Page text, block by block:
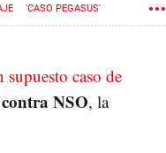
'CASO PEGASUS'
supuesto caso de
NSO, la